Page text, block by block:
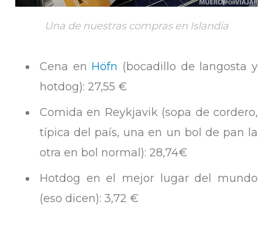
Una de nuestras compras en Islandia
Cena en Höfn (bocadillo de langosta y
hotdog): 27,55 €
Comida en Reykjavik (sopa de cordero,
típica del país, una en un bol de pan la
otra en bol normal): 28,74€
Hotdog en el mejor lugar del mundo
(eso dicen): 3,72 €